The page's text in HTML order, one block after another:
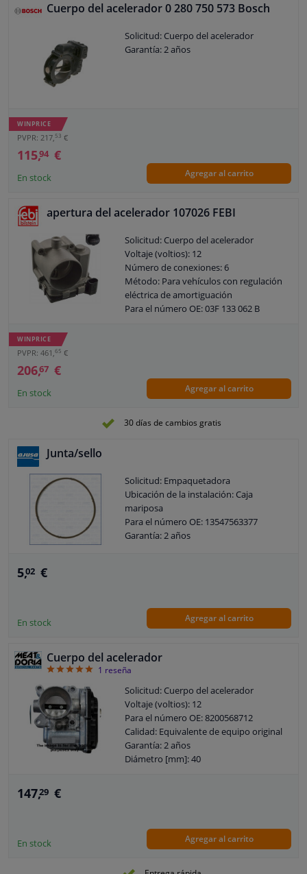
Cuerpo del acelerador 0 280 750 573 Bosch
Solicitud: Cuerpo del acelerador
Garantía: 2 años
WINPRICE
PVPR: 217,53 €
115,94 €
En stock Agregar al carrito
apertura del acelerador 107026 FEBI
Solicitud: Cuerpo del acelerador
Voltaje (voltios): 12
Número de conexiones: 6
Método: Para vehículos con regulación
eléctrica de amortiguación
Para el número OE: 03F 133 062 B
WINPRICE
PVPR: 461,65 €
206,67 €
En stock Agregar al carrito
30 días de cambios gratis
Junta/sello
Solicitud: Empaquetadora
Ubicación de la instalación: Caja
mariposa
Para el número OE: 13547563377
Garantía: 2 años
5,02 €
En stock Agregar al carrito
Cuerpo del acelerador
51 reseña
Solicitud: Cuerpo del acelerador
Voltaje (voltios): 12
Para el número OE: 8200568712
Calidad: Equivalente de equipo original
Garantía: 2 años
Diámetro [mm]: 40
147,29 €
En stock Agregar al carrito